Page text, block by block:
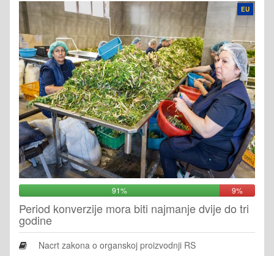
EU
91% 9%
Period konverzije mora biti najmanje dvije do tri
godine
Nacrt zakona o organskoj proizvodnji RS